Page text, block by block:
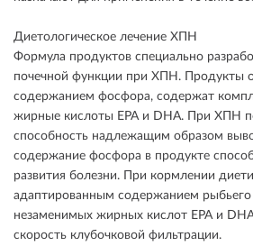
Диетологическое лечение ХПН
Формула продуктов специально
почечной функции при ХПН. Продукты
содержанием фосфора, содержат
жирные кислоты ЕРА и DHA. При ХПН
способность надлежащим образом
содержание фосфора в продукте
развития болезни. При кормлении
адаптированным содержанием рыбьего
незаменимых жирных кислот ЕРА и
скорость клубочковой фильтрации.